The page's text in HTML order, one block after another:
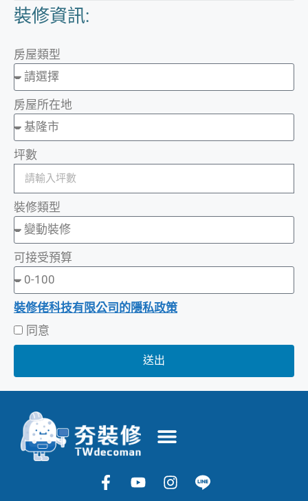
裝修資訊:
房屋類型
房屋所在地
坪數
裝修類型
可接受預算
裝修佬科技有限公司的隱私政策
同意
送出